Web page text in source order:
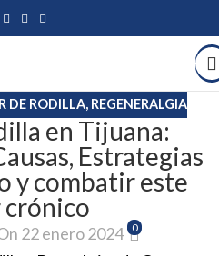
DE RODILLA, REGENERALGIA
en Tijuana:
Estrategias
y combatir este
22 enero 2024 0